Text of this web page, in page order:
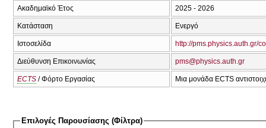
Ακαδημαϊκό Έτος 2025 - 2026
Κατάσταση Ενεργό
Ιστοσελίδα http://pms.physics.auth.gr/
Διεύθυνση Επικοινωνίας pms@physics.auth.gr
ECTS / Φόρτο Εργασίας Μια μονάδα ECTS
Επιλογές Παρουσίασης (Φίλτρα)